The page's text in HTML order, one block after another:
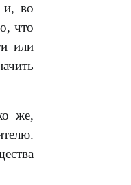
и, во
что
или
же,